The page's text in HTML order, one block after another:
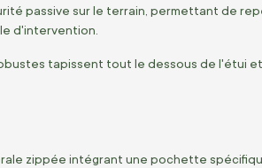
passive sur le terrain, permettant de
d'intervention.
tapissent tout le dessous de l'étui
zippée intégrant une pochette